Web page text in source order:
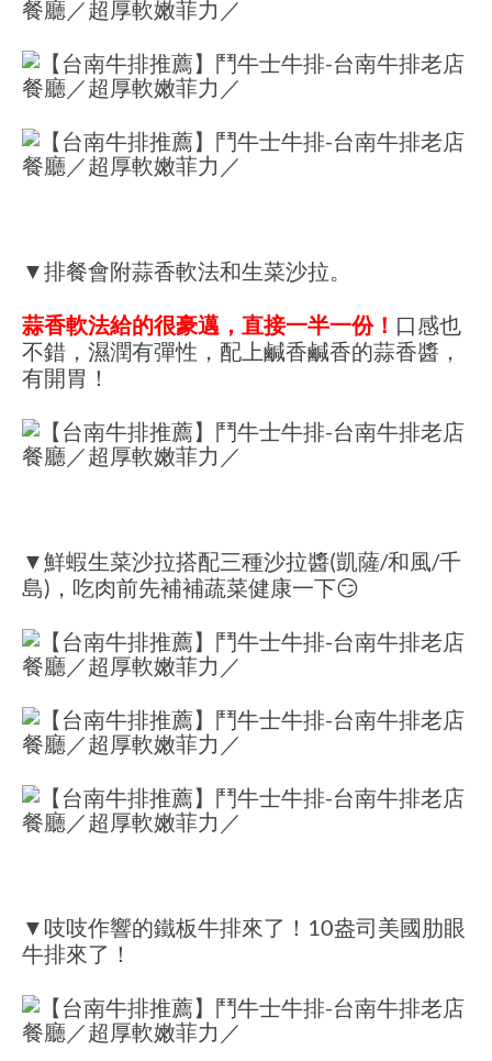
▼排餐會附蒜香軟法和生菜沙拉。
蒜香軟法給的很豪邁，直接一半一份！ 口感也
不錯，濕潤有彈性，配上鹹香鹹香的蒜香醬，
有開胃！
▼鮮蝦生菜沙拉搭配三種沙拉醬(凱薩/和風/千
島)，吃肉前先補補蔬菜健康一下😏
▼吱吱作響的鐵板牛排來了！10盎司美國肋眼
牛排來了！